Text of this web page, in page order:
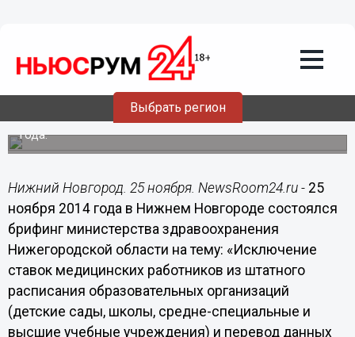
Выбрать регион
систему здравоохранения усилит
контроль за качеством работы
Медицинские работники образования перейдут в
подчинение системы здравоохранения с 1 января 2015
года.
Нижний Новгород. 25 ноября. NewsRoom24.ru - 25
ноября 2014 года в Нижнем Новгороде состоялся
брифинг министерства здравоохранения
Нижегородской области на тему: «Исключение
ставок медицинских работников из штатного
расписания образовательных организаций
(детские сады, школы, средне-специальные и
высшие учебные учреждения) и перевод данных